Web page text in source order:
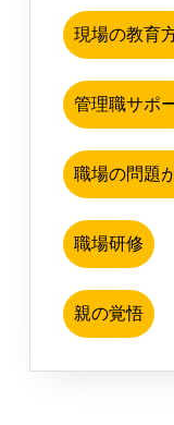
現場の教育
管理職サポ
職場の問題
職場研修
親の覚悟